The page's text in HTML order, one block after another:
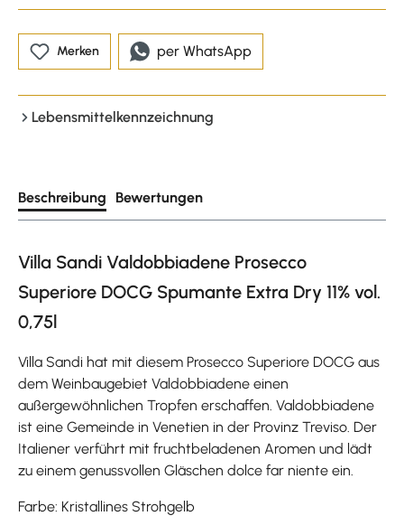
Merken per WhatsApp
Lebensmittelkennzeichnung
Beschreibung Bewertungen
Villa Sandi Valdobbiadene Prosecco
Superiore DOCG Spumante Extra Dry 11% vol.
0,75l
Villa Sandi hat mit diesem Prosecco Superiore DOCG aus
dem Weinbaugebiet Valdobbiadene einen
außergewöhnlichen Tropfen erschaffen. Valdobbiadene
ist eine Gemeinde in Venetien in der Provinz Treviso. Der
Italiener verführt mit fruchtbeladenen Aromen und lädt
zu einem genussvollen Gläschen dolce far niente ein.
Farbe: Kristallines Strohgelb